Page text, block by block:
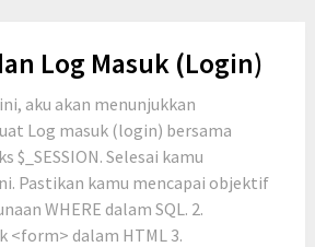
Log Masuk (Login)
aku akan menunjukkan
Log masuk (login) bersama
$_SESSION. Selesai kamu
Pastikan kamu mencapai objektif
WHERE dalam SQL. 2.
<form> dalam HTML 3.